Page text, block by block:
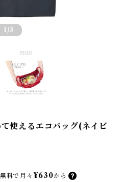
1 /3
使えるエコバッグ(ネイビ
料で 月々 ¥630から